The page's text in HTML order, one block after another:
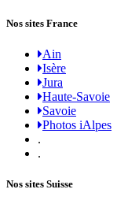
Nos sites France
Ain
Isère
Jura
Haute-Savoie
Savoie
Photos iAlpes
.
.
Nos sites Suisse